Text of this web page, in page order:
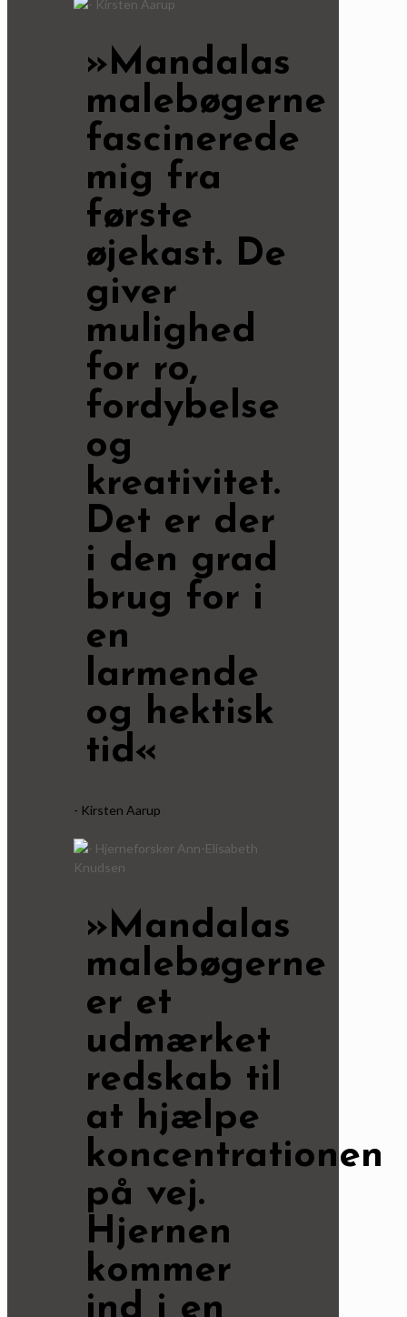
»Mandalas
malebøgerne
fascinerede
mig fra
første
øjekast. De
giver
mulighed
for ro,
fordybelse
og
kreativitet.
Det er der
i den grad
brug for i
en
larmende
og hektisk
tid«
- Kirsten Aarup
»Mandalas
malebøgerne
er et
udmærket
redskab til
at hjælpe
koncentrationen
på vej.
Hjernen
kommer